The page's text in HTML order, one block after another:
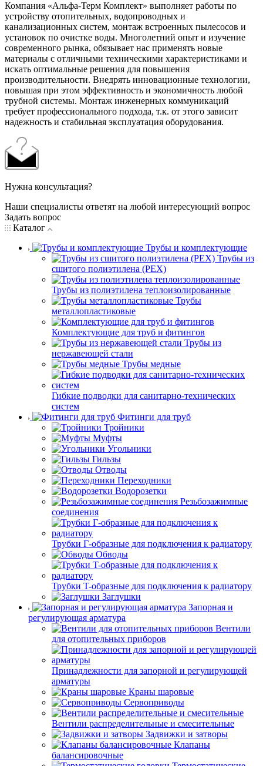
Компания «Альфа-Терм Комплект» выполняет работы по
устройству отопительных, водопроводных и
канализационных систем, монтаж встроенных пылесосов и
установок по очистке воды. Многолетний опыт и изучение
современного рынка, обязывает нас применять новые
материалы с отличными техническими характеристиками и
искать оптимальные решения для повышения
производительности. Внедрять инновационные технологии,
повышая при этом эффективность и экономичность любой
трубной системы. Монтаж инженерных коммуникаций
требует профессионального подхода, т.к. от этого зависит
надежность и стабильная эксплуатация оборудования.
Нужна консультация?
Наши специалисты ответят на любой интересующий вопрос
Задать вопрос
Каталог
Трубы и комплектующие
Трубы из
сшитого полиэтилена (PEX)
Трубы из полиэтилена теплоизолированные
Трубы
металлопластиковые
Комплектующие для труб и фитингов
Трубы из
нержавеющей стали
Трубы медные
Гибкие подводки для санитарно-технических
систем
Фитинги для труб
Тройники
Муфты
Угольники
Гильзы
Отводы
Переходники
Водорозетки
Резьбозажимные
соединения
Трубки Г-образные для подключения к радиатору
Обводы
Трубки T-образные для подключения к радиатору
Заглушки
Запорная и
регулирующая арматура
Вентили
для отопительных приборов
Принадлежности для запорной и регулирующей
арматуры
Краны шаровые
Сервоприводы
Вентили распределительные и смесительные
Задвижки и затворы
Клапаны
балансировочные